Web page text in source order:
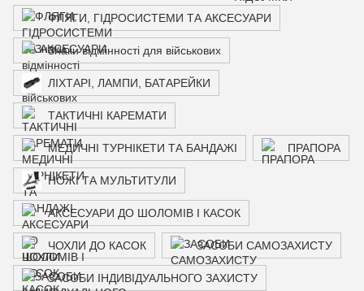
ФЛЯГИ, ГІДРОСИСТЕМИ ТА АКСЕСУАРИ
Знаки відмінності для військових
ЛІХТАРІ, ЛАМПИ, БАТАРЕЙКИ
ТАКТИЧНІ КАРЕМАТИ
МЕДИЧНІ ТУРНІКЕТИ ТА БАНДАЖІ ПРАПОРА
НОЖІ ТА МУЛЬТИТУЛИ
АКСЕСУАРИ ДО ШОЛОМІВ І КАСОК
ЧОХЛИ ДО КАСОК ЗАСОБИ САМОЗАХИСТУ
ЗАСОБИ ІНДИВІДУАЛЬНОГО ЗАХИСТУ